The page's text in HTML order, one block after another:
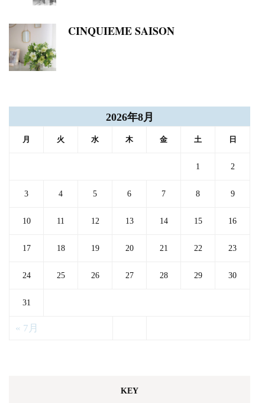
CINQUIEME SAISON
2026年8月
月 火 水 木 金 土 日
1 2
3 4 5 6 7 8 9
10 11 12 13 14 15 16
17 18 19 20 21 22 23
24 25 26 27 28 29 30
31
« 7月
KEY